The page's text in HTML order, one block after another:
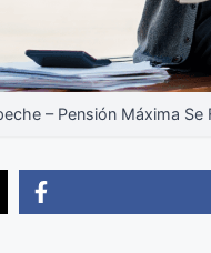
– Pensión Máxima Se